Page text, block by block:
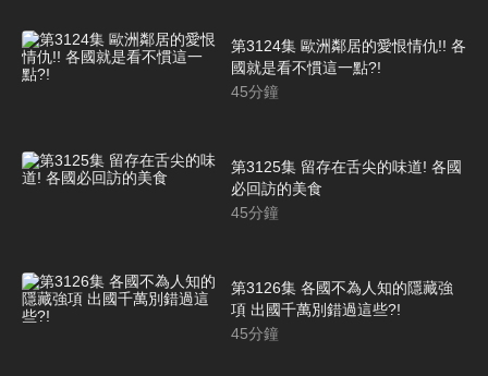
第3124集 歐洲鄰居的愛恨情仇!! 各
國就是看不慣這一點?!
45分鐘
第3125集 留存在舌尖的味道! 各國
必回訪的美食
45分鐘
第3126集 各國不為人知的隱藏強
項 出國千萬別錯過這些?!
45分鐘